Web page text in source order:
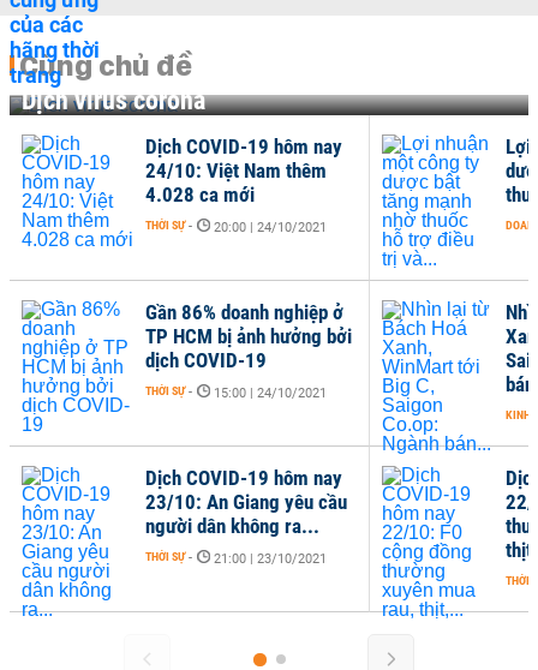
Cùng chủ đề
Dịch virus corona
Dịch COVID-19 hôm nay
24/10: Việt Nam thêm
4.028 ca mới
THỜI SỰ - 20:00 | 24/10/2021
Gần 86% doanh nghiệp ở
TP HCM bị ảnh hưởng bởi
dịch COVID-19
THỜI SỰ - 15:00 | 24/10/2021
Dịch COVID-19 hôm nay
23/10: An Giang yêu cầu
người dân không ra...
THỜI SỰ - 21:00 | 23/10/2021
Lợi
KINH
22/
THỜI